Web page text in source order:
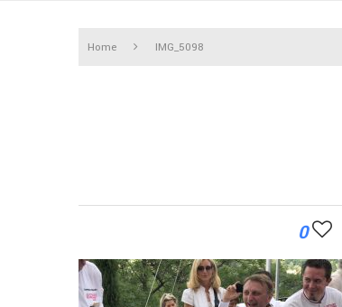
Home IMG_5098
0